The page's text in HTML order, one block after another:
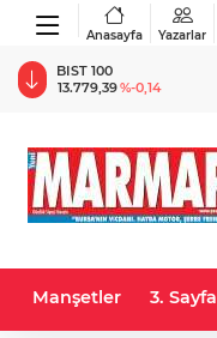
Anasayfa Yazarlar
BIST 100
13.779,39%-0,14
Manşetler 3. Sayfa